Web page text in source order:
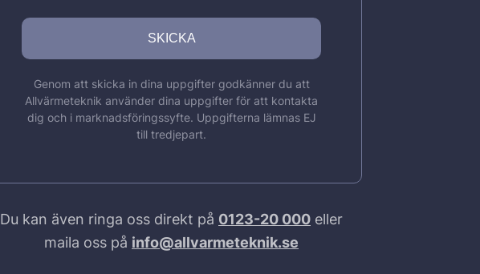
Genom att skicka in dina uppgifter godkänner du att
Allvärmeteknik använder dina uppgifter för att kontakta
dig och i marknadsföringssyfte. Uppgifterna lämnas EJ
till tredjepart.
Du kan även ringa oss direkt på 0123-20 000 eller
maila oss på info@allvarmeteknik.se